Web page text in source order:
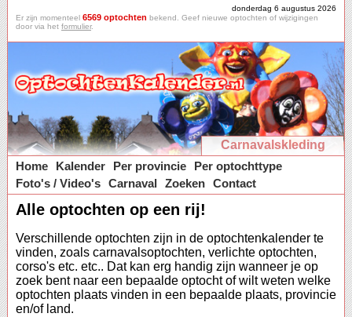
donderdag 6 augustus 2026
Er zijn momenteel 6569 optochten bekend. Geef nieuwe optochten of wijzigingen
door via het formulier.
Carnavalskleding
Home
Kalender Per provincie
Per optochttype
Foto's / Video's Carnaval Zoeken Contact
Alle optochten op een rij!
Verschillende optochten zijn in de optochtenkalender te
vinden, zoals carnavalsoptochten, verlichte optochten,
corso's etc. etc.. Dat kan erg handig zijn wanneer je op
zoek bent naar een bepaalde optocht of wilt weten welke
optochten plaats vinden in een bepaalde plaats, provincie
en/of land.